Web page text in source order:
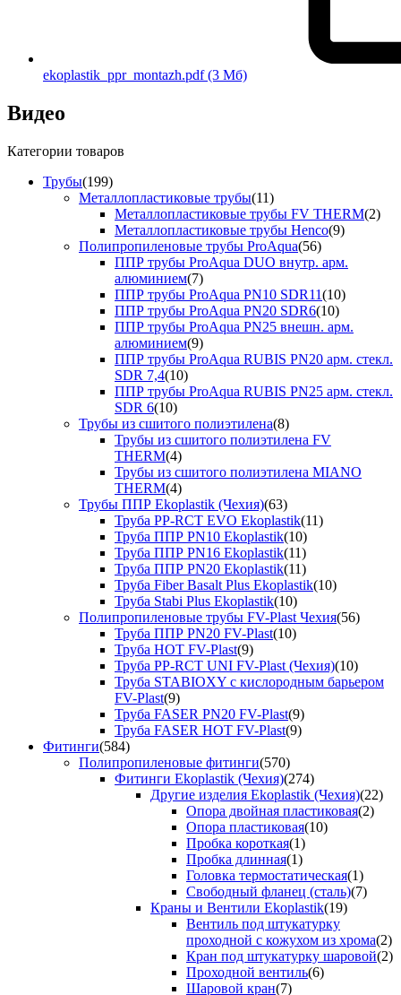
ekoplastik_ppr_montazh.pdf(3 Мб)
Видео
Категории товаров
Трубы(199)
Металлопластиковые трубы(11)
Металлопластиковые трубы FV THERM(2)
Металлопластиковые трубы Henco(9)
Полипропиленовые трубы ProAqua(56)
ППР трубы ProAqua DUO внутр. арм.
алюминием(7)
ППР трубы ProAqua PN10 SDR11(10)
ППР трубы ProAqua PN20 SDR6(10)
ППР трубы ProAqua PN25 внешн. арм.
алюминием(9)
ППР трубы ProAqua RUBIS PN20 арм. стекл.
SDR 7,4(10)
ППР трубы ProAqua RUBIS PN25 арм. стекл.
SDR 6(10)
Трубы из сшитого полиэтилена(8)
Трубы из сшитого полиэтилена FV
THERM(4)
Трубы из сшитого полиэтилена MIANO
THERM(4)
Трубы ППР Ekoplastik (Чехия)(63)
Труба PP-RCT EVO Ekoplastik(11)
Труба ППР PN10 Ekoplastik(10)
Труба ППР PN16 Ekoplastik(11)
Труба ППР PN20 Ekoplastik(11)
Труба Fiber Basalt Plus Ekoplastik(10)
Труба Stabi Plus Ekoplastik(10)
Полипропиленовые трубы FV-Plast Чехия(56)
Труба ППР PN20 FV-Plast(10)
Труба HOT FV-Plast(9)
Труба PP-RCT UNI FV-Plast (Чехия)(10)
Труба STABIOXY с кислородным барьером
FV-Plast(9)
Труба FASER PN20 FV-Plast(9)
Труба FASER HOT FV-Plast(9)
Фитинги(584)
Полипропиленовые фитинги(570)
Фитинги Ekoplastik (Чехия)(274)
Другие изделия Ekoplastik (Чехия)(22)
Опора двойная пластиковая(2)
Опора пластиковая(10)
Пробка короткая(1)
Пробка длинная(1)
Головка термостатическая(1)
Свободный фланец (сталь)(7)
Краны и Вентили Ekoplastik(19)
Вентиль под штукатурку
проходной с кожухом из хрома(2)
Кран под штукатурку шаровой(2)
Проходной вентиль(6)
Шаровой кран(7)